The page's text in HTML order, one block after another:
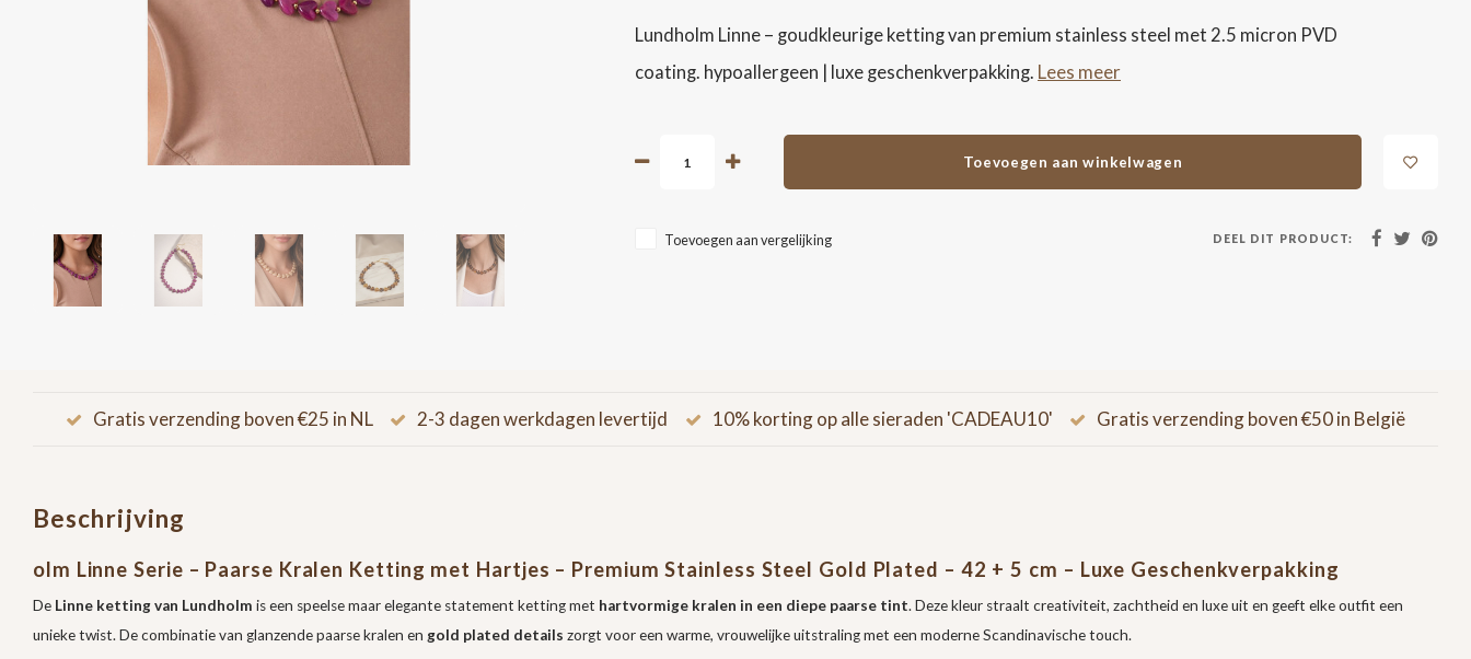
Lundholm Linne – goudkleurige ketting van premium stainless steel met 2.5 micron PVD
coating. hypoallergeen | luxe geschenkverpakking. Lees meer
Toevoegen aan winkelwagen
Toevoegen aan vergelijking DEEL DIT PRODUCT:
Gratis verzending boven €25 in NL 2-3 dagen werkdagen levertijd 10% korting op alle sieraden 'CADEAU10' Gratis verzending boven €50 in België
Beschrijving
olm Linne Serie – Paarse Kralen Ketting met Hartjes – Premium Stainless Steel Gold Plated – 42 + 5 cm – Luxe Geschenkverpakking
De Linne ketting van Lundholm is een speelse maar elegante statement ketting met hartvormige kralen in een diepe paarse tint. Deze kleur straalt creativiteit, zachtheid en luxe uit en geeft elke outfit een
unieke twist. De combinatie van glanzende paarse kralen en gold plated details zorgt voor een warme, vrouwelijke uitstraling met een moderne Scandinavische touch.